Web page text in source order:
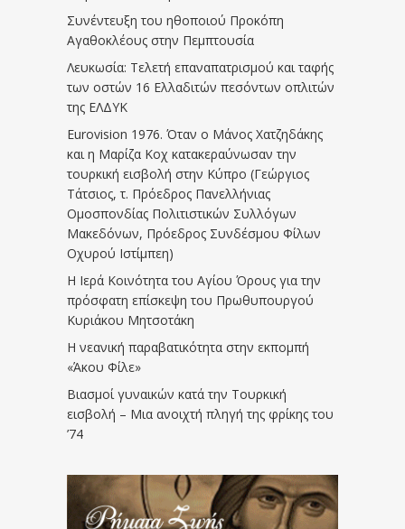
Συνέντευξη του ηθοποιού Προκόπη
Αγαθοκλέους στην Πεμπτουσία
Λευκωσία: Τελετή επαναπατρισμού και ταφής
των οστών 16 Ελλαδιτών πεσόντων οπλιτών
της ΕΛΔΥΚ
Eurovision 1976. Όταν ο Μάνος Χατζηδάκης
και η Μαρίζα Κοχ κατακεραύνωσαν την
τουρκική εισβολή στην Κύπρο (Γεώργιος
Τάτσιος, τ. Πρόεδρος Πανελλήνιας
Ομοσπονδίας Πολιτιστικών Συλλόγων
Μακεδόνων, Πρόεδρος Συνδέσμου Φίλων
Οχυρού Ιστίμπεη)
Η Ιερά Κοινότητα του Αγίου Όρους για την
πρόσφατη επίσκεψη του Πρωθυπουργού
Κυριάκου Μητσοτάκη
Η νεανική παραβατικότητα στην εκπομπή
«Άκου Φίλε»
Βιασμοί γυναικών κατά την Τουρκική
εισβολή – Μια ανοιχτή πληγή της φρίκης του
’74